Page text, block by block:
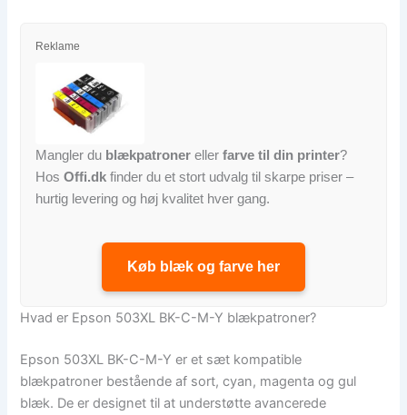
Reklame
Mangler du blækpatroner ellerfarve til din printer?
HosOffi.dk finder du et stort udvalg til skarpe priser –
hurtig levering og høj kvalitet hver gang.
Køb blæk og farve her
Hvad er Epson 503XL BK-C-M-Y blækpatroner?
Epson 503XL BK-C-M-Y er et sæt kompatible
blækpatroner bestående af sort, cyan, magenta og gul
blæk. De er designet til at understøtte avancerede